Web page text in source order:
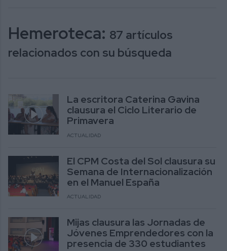
Hemeroteca: 87 artículos
relacionados con su búsqueda
La escritora Caterina Gavina
clausura el Ciclo Literario de
Primavera
ACTUALIDAD
El CPM Costa del Sol clausura su
Semana de Internacionalización
en el Manuel España
ACTUALIDAD
Mijas clausura las Jornadas de
Jóvenes Emprendedores con la
presencia de 330 estudiantes